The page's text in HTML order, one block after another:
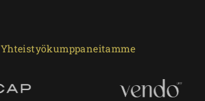
Yhteistyökumppaneitamme